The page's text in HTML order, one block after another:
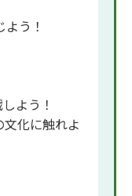
う！
よう！
化に触れよ